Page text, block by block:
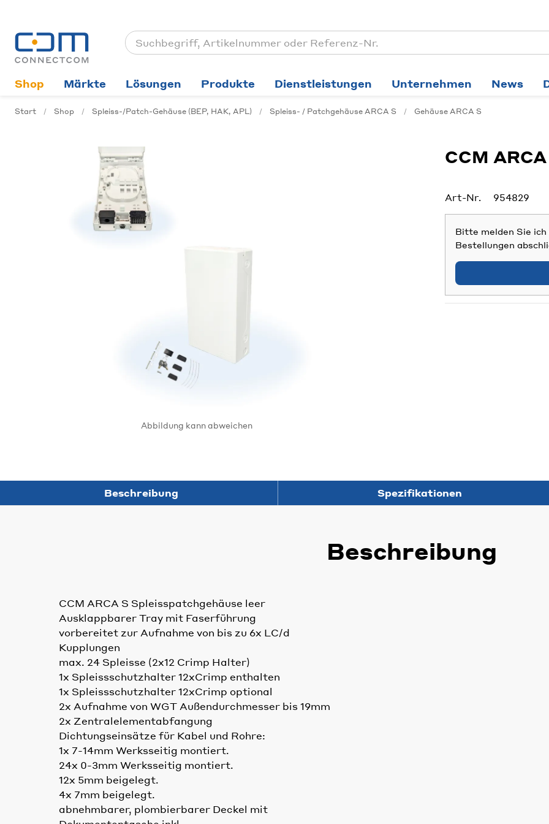
Shop Märkte Lösungen Produkte Dienstleistungen Unternehmen News
Start Shop Spleiss-/Patch-Gehäuse (BEP, HAK, APL) Spleiss- / Patchgehäuse ARCA S Gehäuse ARCA S
Abbildung kann abweichen
CCM
Bitte melden Sie ich
Bestellungen
Art-Nr. 954829
Beschreibung Spezifikationen
Beschreibung
CCM ARCA S Spleisspatchgehäuse leer
Ausklappbarer Tray mit Faserführung
vorbereitet zur Aufnahme von bis zu 6x LC/d
Kupplungen
max. 24 Spleisse (2x12 Crimp Halter)
1x Spleissschutzhalter 12xCrimp enthalten
1x Spleissschutzhalter 12xCrimp optional
2x Aufnahme von WGT Außendurchmesser bis 19mm
2x Zentralelementabfangung
Dichtungseinsätze für Kabel und Rohre:
1x 7-14mm Werksseitig montiert.
24x 0-3mm Werksseitig montiert.
12x 5mm beigelegt.
4x 7mm beigelegt.
abnehmbarer, plombierbarer Deckel mit